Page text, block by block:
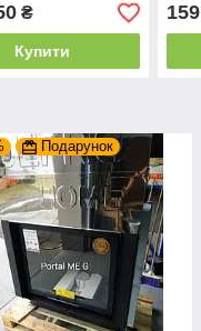
₴
Купити
+
Подарунок